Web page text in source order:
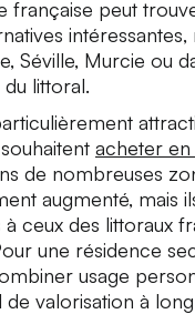
française peut
Séville, Murcie ou
littoral.
acheter
de nombreuses
augmenté, mais
ceux des littoraux
une résidence
usage
valorisation à